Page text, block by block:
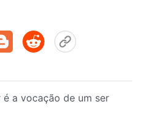
a vocação de um ser